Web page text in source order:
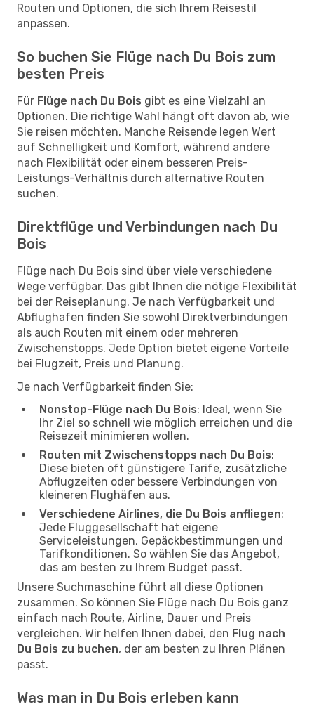
Routen und Optionen, die sich Ihrem Reisestil
anpassen.
So buchen Sie Flüge nach Du Bois zum
besten Preis
Für Flüge nach Du Bois gibt es eine Vielzahl an
Optionen. Die richtige Wahl hängt oft davon ab, wie
Sie reisen möchten. Manche Reisende legen Wert
auf Schnelligkeit und Komfort, während andere
nach Flexibilität oder einem besseren Preis-
Leistungs-Verhältnis durch alternative Routen
suchen.
Direktflüge und Verbindungen nach Du
Bois
Flüge nach Du Bois sind über viele verschiedene
Wege verfügbar. Das gibt Ihnen die nötige Flexibilität
bei der Reiseplanung. Je nach Verfügbarkeit und
Abflughafen finden Sie sowohl Direktverbindungen
als auch Routen mit einem oder mehreren
Zwischenstopps. Jede Option bietet eigene Vorteile
bei Flugzeit, Preis und Planung.
Je nach Verfügbarkeit finden Sie:
Nonstop-Flüge nach Du Bois: Ideal, wenn Sie
Ihr Ziel so schnell wie möglich erreichen und die
Reisezeit minimieren wollen.
Routen mit Zwischenstopps nach Du Bois:
Diese bieten oft günstigere Tarife, zusätzliche
Abflugzeiten oder bessere Verbindungen von
kleineren Flughäfen aus.
Verschiedene Airlines, die Du Bois anfliegen:
Jede Fluggesellschaft hat eigene
Serviceleistungen, Gepäckbestimmungen und
Tarifkonditionen. So wählen Sie das Angebot,
das am besten zu Ihrem Budget passt.
Unsere Suchmaschine führt all diese Optionen
zusammen. So können Sie Flüge nach Du Bois ganz
einfach nach Route, Airline, Dauer und Preis
vergleichen. Wir helfen Ihnen dabei, den Flug nach
Du Bois zu buchen, der am besten zu Ihren Plänen
passt.
Was man in Du Bois erleben kann